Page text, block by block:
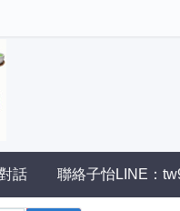
話 聯絡子怡LINE：